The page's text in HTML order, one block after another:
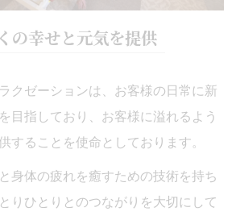
の幸せと元気を提供
クゼーションは、お客様の日常に新
目指しており、お客様に溢れるよう
することを使命としております。
身体の疲れを癒すための技術を持ち
りひとりとのつながりを大切にして